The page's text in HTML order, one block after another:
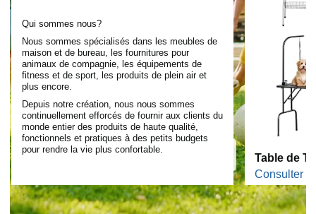
Qui sommes nous?
Nous sommes spécialisés dans les meubles de
maison et de bureau, les fournitures pour
animaux de compagnie, les équipements de
fitness et de sport, les produits de plein air et
plus encore.
Depuis notre création, nous nous sommes
continuellement efforcés de fournir aux clients du
monde entier des produits de haute qualité,
fonctionnels et pratiques à des petits budgets
pour rendre la vie plus confortable.
Table de
Consulter